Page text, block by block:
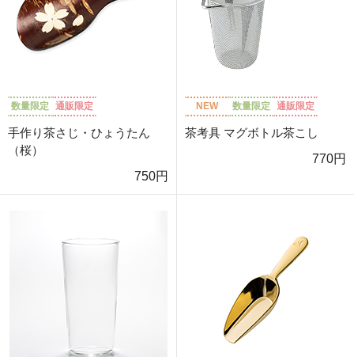
数量限定 通販限定
手作り茶さじ・ひょうたん
（桜）
750円
NEW 数量限定 通販限定
茶考具 マグボトル茶こし
770円